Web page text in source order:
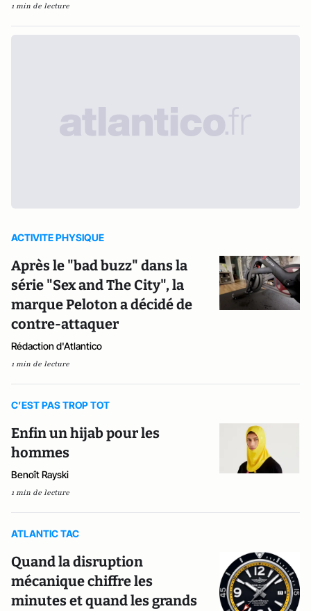
1 min de lecture
ACTIVITE PHYSIQUE
Après le "bad buzz" dans la
série "Sex and The City", la
marque Peloton a décidé de
contre-attaquer
Rédaction d'Atlantico
1 min de lecture
C’EST PAS TROP TOT
Enfin un hijab pour les
hommes
Benoît Rayski
1 min de lecture
ATLANTIC TAC
Quand la disruption
mécanique chiffre les
minutes et quand les grands